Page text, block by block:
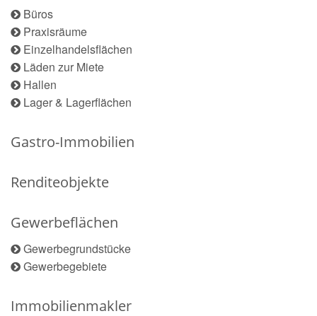
Büros
Praxisräume
Einzelhandelsflächen
Läden zur Miete
Hallen
Lager & Lagerflächen
Gastro-Immobilien
Renditeobjekte
Gewerbeflächen
Gewerbegrundstücke
Gewerbegebiete
Immobilienmakler